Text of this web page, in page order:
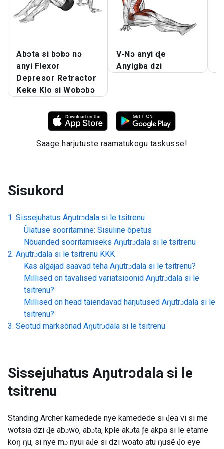
Abɔta si bɔbɔ nɔ
anyi Flexor
Depresor Retractor
Keke Klo si Wobɔbɔ
V-Nɔ anyi ɖe
Anyigba dzi
Saage harjutuste raamatukogu taskusse!
Sisukord
Sissejuhatus Aŋutrɔdala si le tsitrenu
Ülatuse sooritamine: Sisuline õpetus
Nõuanded sooritamiseks Aŋutrɔdala si le tsitrenu
Aŋutrɔdala si le tsitrenu KKK
Kas algajad saavad teha Aŋutrɔdala si le tsitrenu?
Millised on tavalised variatsioonid Aŋutrɔdala si le
tsitrenu?
Millised on head täiendavad harjutused Aŋutrɔdala si le
tsitrenu?
Seotud märksõnad Aŋutrɔdala si le tsitrenu
Sissejuhatus Aŋutrɔdala si le
tsitrenu
Standing Archer kamedede nye kamedede si ɖea vi si me
wotsia dzi ɖe abɔwo, abɔta, kple akɔta ƒe akpa si le etame
koŋ ŋu, si nye mɔ nyui aɖe si dzi woato atu ŋusẽ ɖo eye